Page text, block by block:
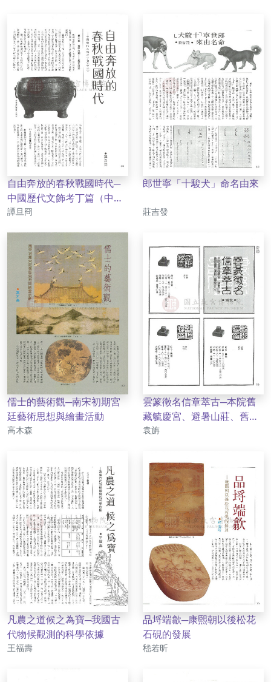
自由奔放的春秋戰國時代─
中國歷代文飾考丁篇（中
二）
作者
譚旦冏
郎世寧「十駿犬」命名由來
作者
莊吉發
儒士的藝術觀─南宋初期宮
廷藝術思想與繪畫活動
作者
高木森
雲篆徵名信章萃古─本院舊
藏毓慶宮、避暑山莊、舊骨
董房、漢銅璽印簡介（八）
作者
袁旃
凡農之道候之為寶─我國古
代物候觀測的科學依據
作者
王福壽
品埒端歙─康熙朝以後松花
石硯的發展
作者
嵇若昕